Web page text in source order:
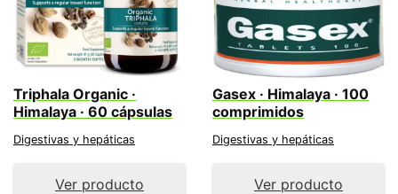
Triphala Organic ·
Himalaya · 60 cápsulas
Digestivas y hepáticas
Ver producto
Gasex · Himalaya · 100
comprimidos
Digestivas y hepáticas
Ver producto